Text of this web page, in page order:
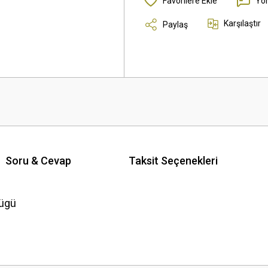
Paylaş Karşılaştır
Soru & Cevap Taksit Seçenekleri